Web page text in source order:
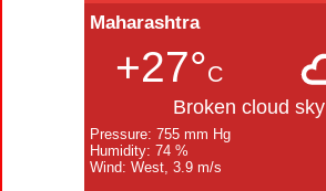
Maharashtra
+27°C
Broken cloud sky
Pressure: 755 mm Hg
Humidity: 74 %
Wind: West, 3.9 m/s